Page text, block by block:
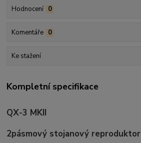
Hodnocení 0
Komentáře 0
Ke stažení
Kompletní specifikace
QX-3 MKII
2pásmový stojanový reproduktor